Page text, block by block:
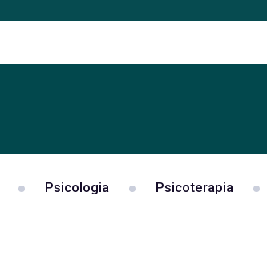
Psicologia Psicoterapia